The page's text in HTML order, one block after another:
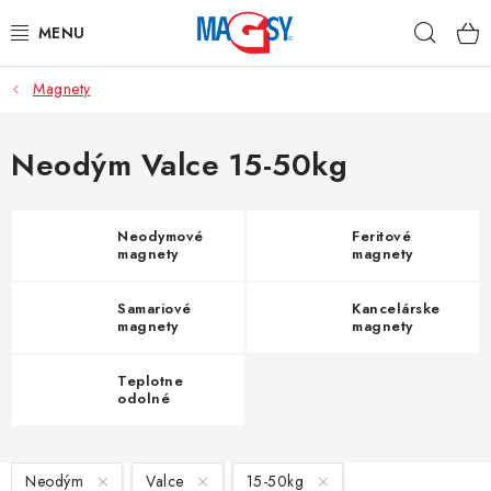
na
HLAVNÉ KATEGÓRIE
MAGNETICKÉ POMÔCKY
OSTATNÉ MAGNETY
NEREZOVÉ MATERIÁLY
Obchodné podmienky
Magnety
Neodým Valce 15-50kg
Neodymové
magnety
Feritové
magnety
Samariové
magnety
Kancelárske
magnety
Teplotne
odolné
VNeodým Valce 15-50kg